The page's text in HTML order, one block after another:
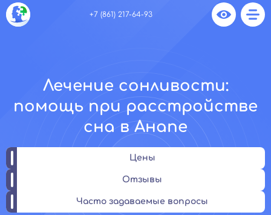
+7 (861) 217-64-93
Лечение сонливости:
помощь при расстройстве
сна в Анапе
Цены
Отзывы
Часто задаваемые вопросы